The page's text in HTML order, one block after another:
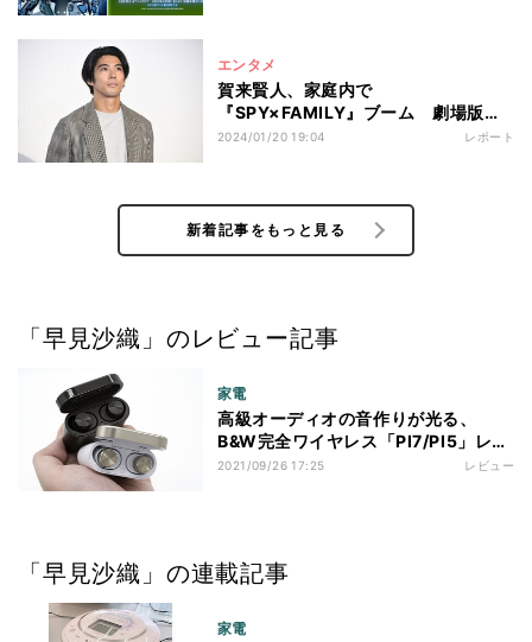
エンタメ
賀来賢人、家庭内で
『SPY×FAMILY』ブーム 劇場版出
演がバレて「パパ出るの…?」
2024/01/20 19:04 レポート
新着記事をもっと見る
「早見沙織」のレビュー記事
家電
高級オーディオの音作りが光る、
B&W完全ワイヤレス「PI7/PI5」レビ
ュー
2021/09/26 17:25 レビュー
「早見沙織」の連載記事
家電